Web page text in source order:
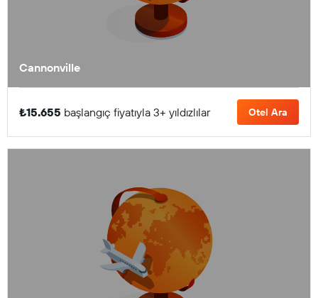
Cannonville
₺15.655 başlangıç fiyatıyla 3+ yıldızlılar Otel Ara